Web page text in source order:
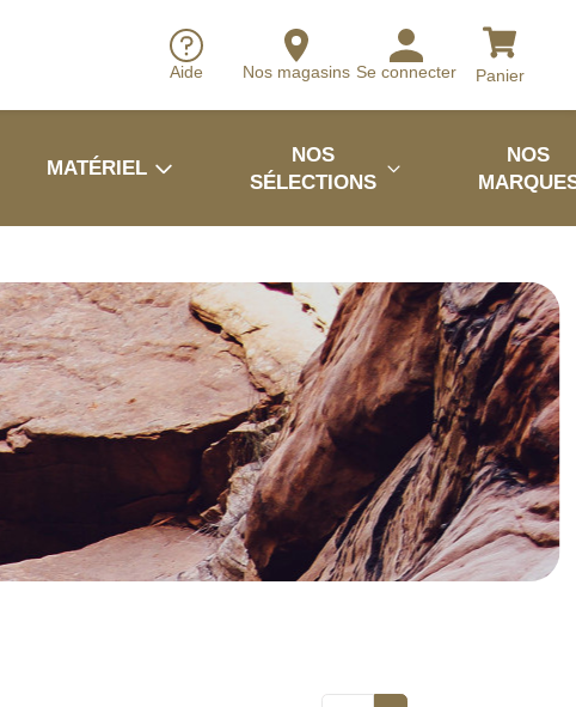
Aide Nos magasins Se connecter Panier
MATÉRIEL
NOS
SÉLECTIONS
NOS